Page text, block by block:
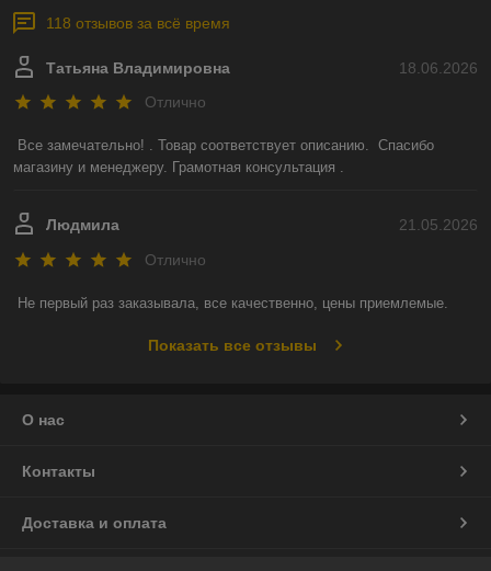
118 отзывов за всё время
18.06.2026
Татьяна Владимировна
Отлично
Все замечательно! . Товар соответствует описанию.  Спасибо
магазину и менеджеру. Грамотная консультация .
21.05.2026
Людмила
Отлично
Не первый раз заказывала, все качественно, цены приемлемые.
Показать все отзывы
О нас
Контакты
Доставка и оплата